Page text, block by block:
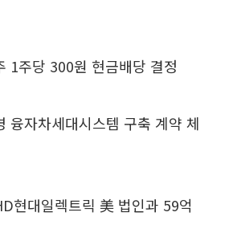
1주당 300원 현금배당 결정
자차세대시스템 구축 계약 체
현대일렉트릭 美 법인과 59억